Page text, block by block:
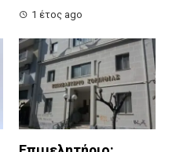
1 έτος ago